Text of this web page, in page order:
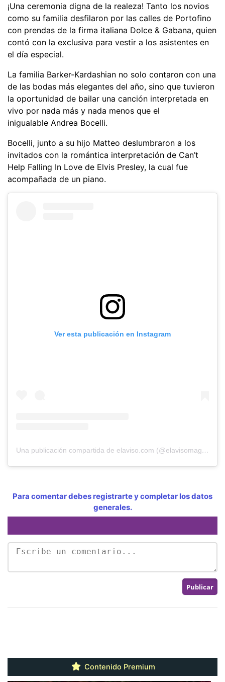
¡Una ceremonia digna de la realeza! Tanto los novios
como su familia desfilaron por las calles de Portofino
con prendas de la firma italiana Dolce & Gabana, quien
contó con la exclusiva para vestir a los asistentes en
el día especial.
La familia Barker-Kardashian no solo contaron con una
de las bodas más elegantes del año, sino que tuvieron
la oportunidad de bailar una canción interpretada en
vivo por nada más y nada menos que el
inigualable Andrea Bocelli.
Bocelli, junto a su hijo Matteo deslumbraron a los
invitados con la romántica interpretación de Can’t
Help Falling In Love de Elvis Presley, la cual fue
acompañada de un piano.
Ver esta publicación en Instagram
Una publicación compartida de elaviso.com (@elavisomagazine)
Para comentar debes registrarte y completar los datos
generales.
Contenido Premium